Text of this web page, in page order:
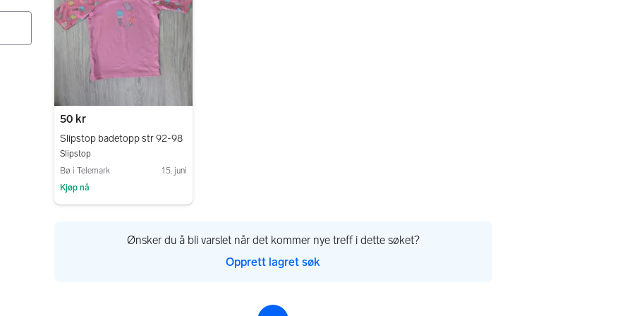
50 kr
Slipstop badetopp str 92-98
Slipstop
Bø i Telemark
15. juni
Kjøp nå
Ønsker du å bli varslet når det kommer nye treff i dette søket?
Opprett lagret søk